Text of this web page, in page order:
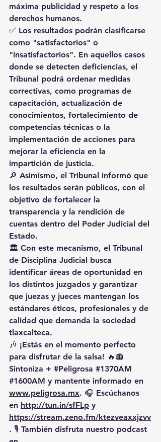
máxima publicidad y respeto a los
derechos humanos.
✅ Los resultados podrán clasificarse
como "satisfactorios" o
"insatisfactorios". En aquellos casos
donde se detecten deficiencias, el
Tribunal podrá ordenar medidas
correctivas, como programas de
capacitación, actualización de
conocimientos, fortalecimiento de
competencias técnicas o la
implementación de acciones para
mejorar la eficiencia en la
impartición de justicia.
🔎 Asimismo, el Tribunal informó que
los resultados serán públicos, con el
objetivo de fortalecer la
transparencia y la rendición de
cuentas dentro del Poder Judicial del
Estado.
🏛️ Con este mecanismo, el Tribunal
de Disciplina Judicial busca
identificar áreas de oportunidad en
los distintos juzgados y garantizar
que juezas y jueces mantengan los
estándares éticos, profesionales y de
calidad que demanda la sociedad
tlaxcalteca.
🎶 ¡Estás en el momento perfecto
para disfrutar de la salsa! 🔥📻
Sintoniza + #Peligrosa #1370AM
#1600AM y mantente informado en
www.peligrosa.mx. 🎧 Escúchanos
en http://tun.in/sfFLp y
https://stream.zeno.fm/ktezveaxxjzvv
. 🎙️ También disfruta nuestro podcast